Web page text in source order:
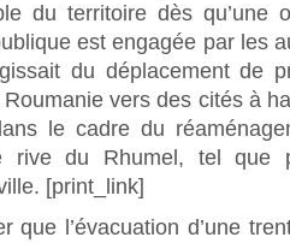
du territoire dès qu’une
est engagée par les
du déplacement de
vers des cités à
le cadre du
rive du Rhumel, tel
[print_link]
que l’évacuation d’une